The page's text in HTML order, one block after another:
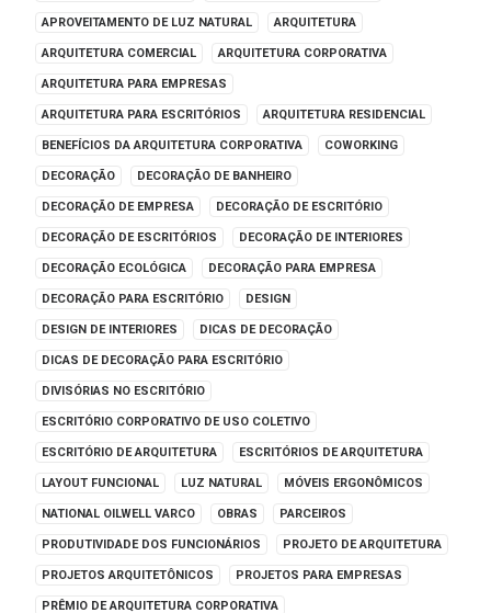
APROVEITAMENTO DE LUZ NATURAL ARQUITETURA
ARQUITETURA COMERCIAL ARQUITETURA CORPORATIVA
ARQUITETURA PARA EMPRESAS
ARQUITETURA PARA ESCRITÓRIOS ARQUITETURA RESIDENCIAL
BENEFÍCIOS DA ARQUITETURA CORPORATIVA COWORKING
DECORAÇÃO DECORAÇÃO DE BANHEIRO
DECORAÇÃO DE EMPRESA DECORAÇÃO DE ESCRITÓRIO
DECORAÇÃO DE ESCRITÓRIOS DECORAÇÃO DE INTERIORES
DECORAÇÃO ECOLÓGICA DECORAÇÃO PARA EMPRESA
DECORAÇÃO PARA ESCRITÓRIO DESIGN
DESIGN DE INTERIORES DICAS DE DECORAÇÃO
DICAS DE DECORAÇÃO PARA ESCRITÓRIO
DIVISÓRIAS NO ESCRITÓRIO
ESCRITÓRIO CORPORATIVO DE USO COLETIVO
ESCRITÓRIO DE ARQUITETURA ESCRITÓRIOS DE ARQUITETURA
LAYOUT FUNCIONAL LUZ NATURAL MÓVEIS ERGONÔMICOS
NATIONAL OILWELL VARCO OBRAS PARCEIROS
PRODUTIVIDADE DOS FUNCIONÁRIOS PROJETO DE ARQUITETURA
PROJETOS ARQUITETÔNICOS PROJETOS PARA EMPRESAS
PRÊMIO DE ARQUITETURA CORPORATIVA